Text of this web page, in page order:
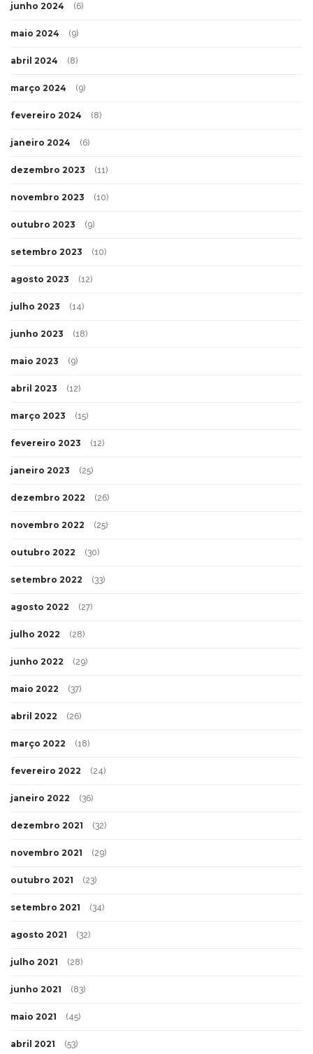
junho 2024 (6)
maio 2024 (9)
abril 2024 (8)
março 2024 (9)
fevereiro 2024 (8)
janeiro 2024 (6)
dezembro 2023 (11)
novembro 2023 (10)
outubro 2023 (9)
setembro 2023 (10)
agosto 2023 (12)
julho 2023 (14)
junho 2023 (18)
maio 2023 (9)
abril 2023 (12)
março 2023 (15)
fevereiro 2023 (12)
janeiro 2023 (25)
dezembro 2022 (26)
novembro 2022 (25)
outubro 2022 (30)
setembro 2022 (33)
agosto 2022 (27)
julho 2022 (28)
junho 2022 (29)
maio 2022 (37)
abril 2022 (26)
março 2022 (18)
fevereiro 2022 (24)
janeiro 2022 (36)
dezembro 2021 (32)
novembro 2021 (29)
outubro 2021 (23)
setembro 2021 (34)
agosto 2021 (32)
julho 2021 (28)
junho 2021 (83)
maio 2021 (45)
abril 2021 (53)